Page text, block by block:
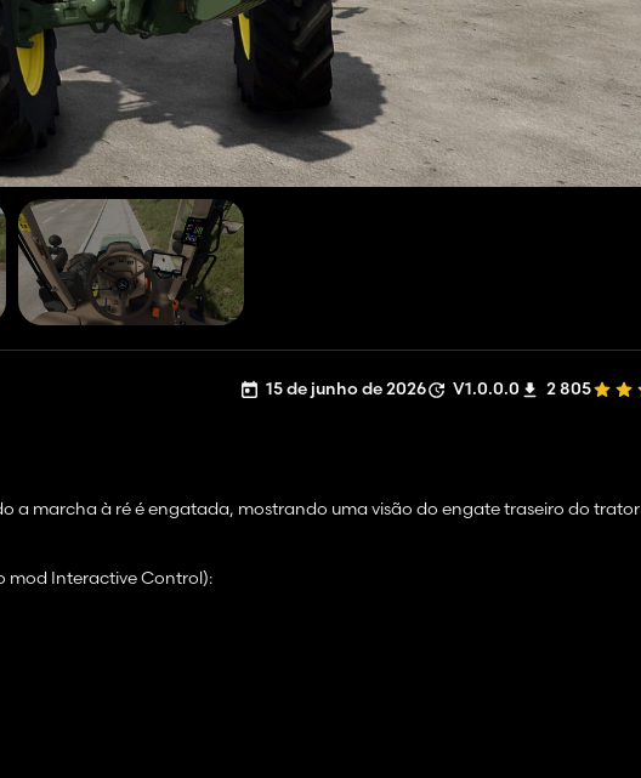
15 de junho de 2026 V1.0.0.0 2 805
a marcha à ré é engatada, mostrando uma visão do engate traseiro do trator
mod Interactive Control):